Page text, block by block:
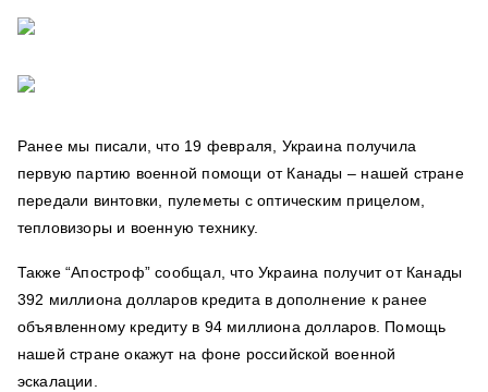
Ранее мы писали, что 19 февраля, Украина получила
первую партию военной помощи от Канады – нашей стране
передали винтовки, пулеметы с оптическим прицелом,
тепловизоры и военную технику.
Также “Апостроф” сообщал, что Украина получит от Канады
392 миллиона долларов кредита в дополнение к ранее
объявленному кредиту в 94 миллиона долларов. Помощь
нашей стране окажут на фоне российской военной
эскалации.